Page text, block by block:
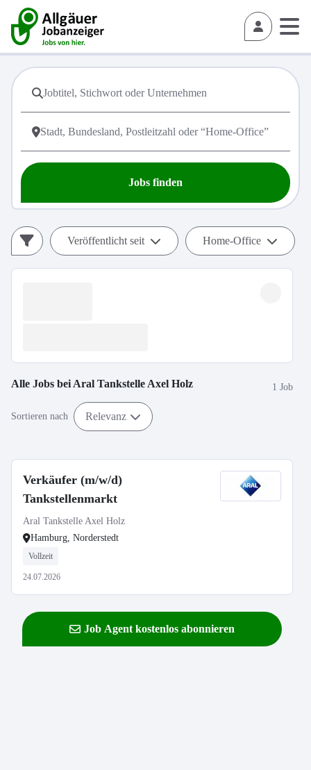
Jobs finden
Veröffentlicht seit Home-Office
Alle Jobs bei Aral Tankstelle Axel Holz 1 Job
Sortieren nach Relevanz
Verkäufer (m/w/d)
Tankstellenmarkt
Aral Tankstelle Axel Holz
Hamburg, Norderstedt
Vollzeit
24.07.2026
Job Agent kostenlos abonnieren